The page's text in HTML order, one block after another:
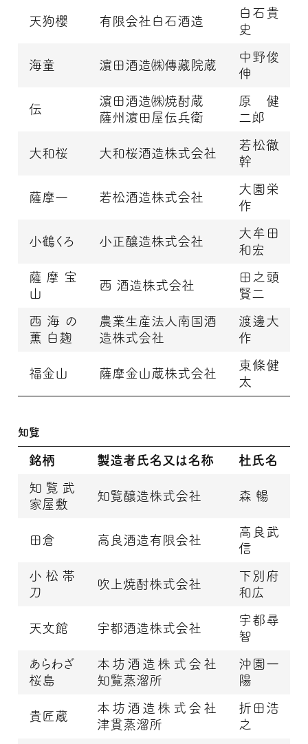
天狗櫻 有限会社白石酒造
白石貴
史
海童 濵田酒造㈱傳藏院蔵
中野俊
伸
伝
濵田酒造㈱焼酎蔵
薩州濵田屋伝兵衛
原 健
二郎
大和桜 大和桜酒造株式会社
若松徹
幹
薩摩一 若松酒造株式会社
大園栄
作
小鶴くろ 小正醸造株式会社
大牟田
和宏
薩摩宝
山
西 酒造株式会社
田之頭
賢二
西海の
薫 白麹
農業生産法人南国酒
造株式会社
渡邊大
作
福金山 薩摩金山蔵株式会社
東條健
太
知覧
銘柄 製造者氏名又は名称 杜氏名
知覧武
家屋敷
知覧醸造株式会社 森 暢
田倉 高良酒造有限会社
高良武
信
小松帯
刀
吹上焼酎株式会社
下別府
和広
天文館 宇都酒造株式会社
宇都尋
智
あらわざ
桜島
本坊酒造株式会社
知覧蒸溜所
沖園一
陽
貴匠蔵
本坊酒造株式会社
津貫蒸溜所
折田浩
之